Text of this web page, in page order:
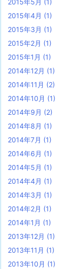
2015年5月 (1)
2015年4月 (1)
2015年3月 (1)
2015年2月 (1)
2015年1月 (1)
2014年12月 (1)
2014年11月 (2)
2014年10月 (1)
2014年9月 (2)
2014年8月 (1)
2014年7月 (1)
2014年6月 (1)
2014年5月 (1)
2014年4月 (1)
2014年3月 (1)
2014年2月 (1)
2014年1月 (1)
2013年12月 (1)
2013年11月 (1)
2013年10月 (1)